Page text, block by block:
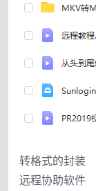
转格式的封装
远程协助软件